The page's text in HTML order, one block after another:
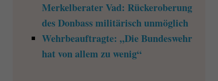
Merkelberater Vad: Rückeroberung
des Donbass militärisch unmöglich
Wehrbeauftragte: „Die Bundeswehr
hat von allem zu wenig“